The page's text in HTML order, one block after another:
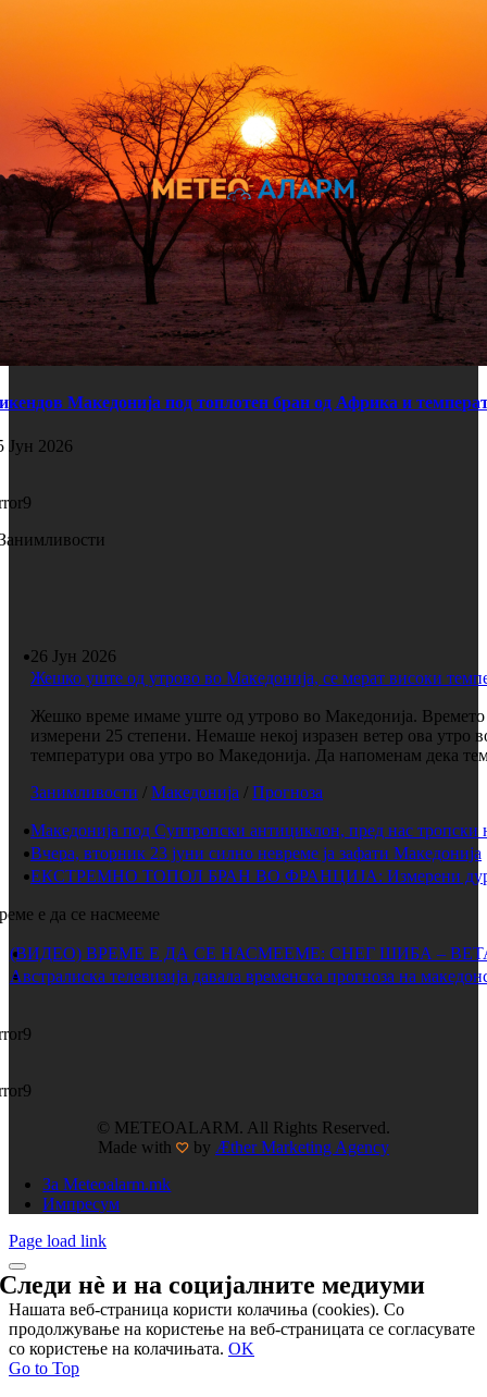
Македонија под топлотен бран од Африка и
Јун 2026
26 Јун 2026
Жешко уште од утрово во Македонија, се мерат високи
Жешко време имаме уште од утрово во Македонија. Времето
измерени 25 степени. Немаше некој изразен ветер ова
температури ова утро во Македонија. Да напоменам дека
Занимливости / Македонија / Прогноза
Македонија под Суптропски антициклон, пред нас тропски
Вчера, вторник 23 јуни силно невреме ја зафати Македонија
ЕКСТРЕМНО ТОПОЛ БРАН ВО ФРАНЦИЈА: Измерени дури
е да се насмееме
(ВИДЕО) ВРЕМЕ Е ДА СЕ НАСМЕЕМЕ: СНЕГ ШИБА –
Австралиска телевизија давала временска прогноза на
© METEOALARM. All Rights Reserved.
Made with
by Æther Marketing Agency
За Meteoalarm.mk
Импресум
Page load link
Следи нѐ и насоцијалните медиуми
Нашата веб-страница користи колачиња (cookies). Со
продолжување на користење на веб-страницата се согласувате
со користење на колачињата. OK
Go to Top